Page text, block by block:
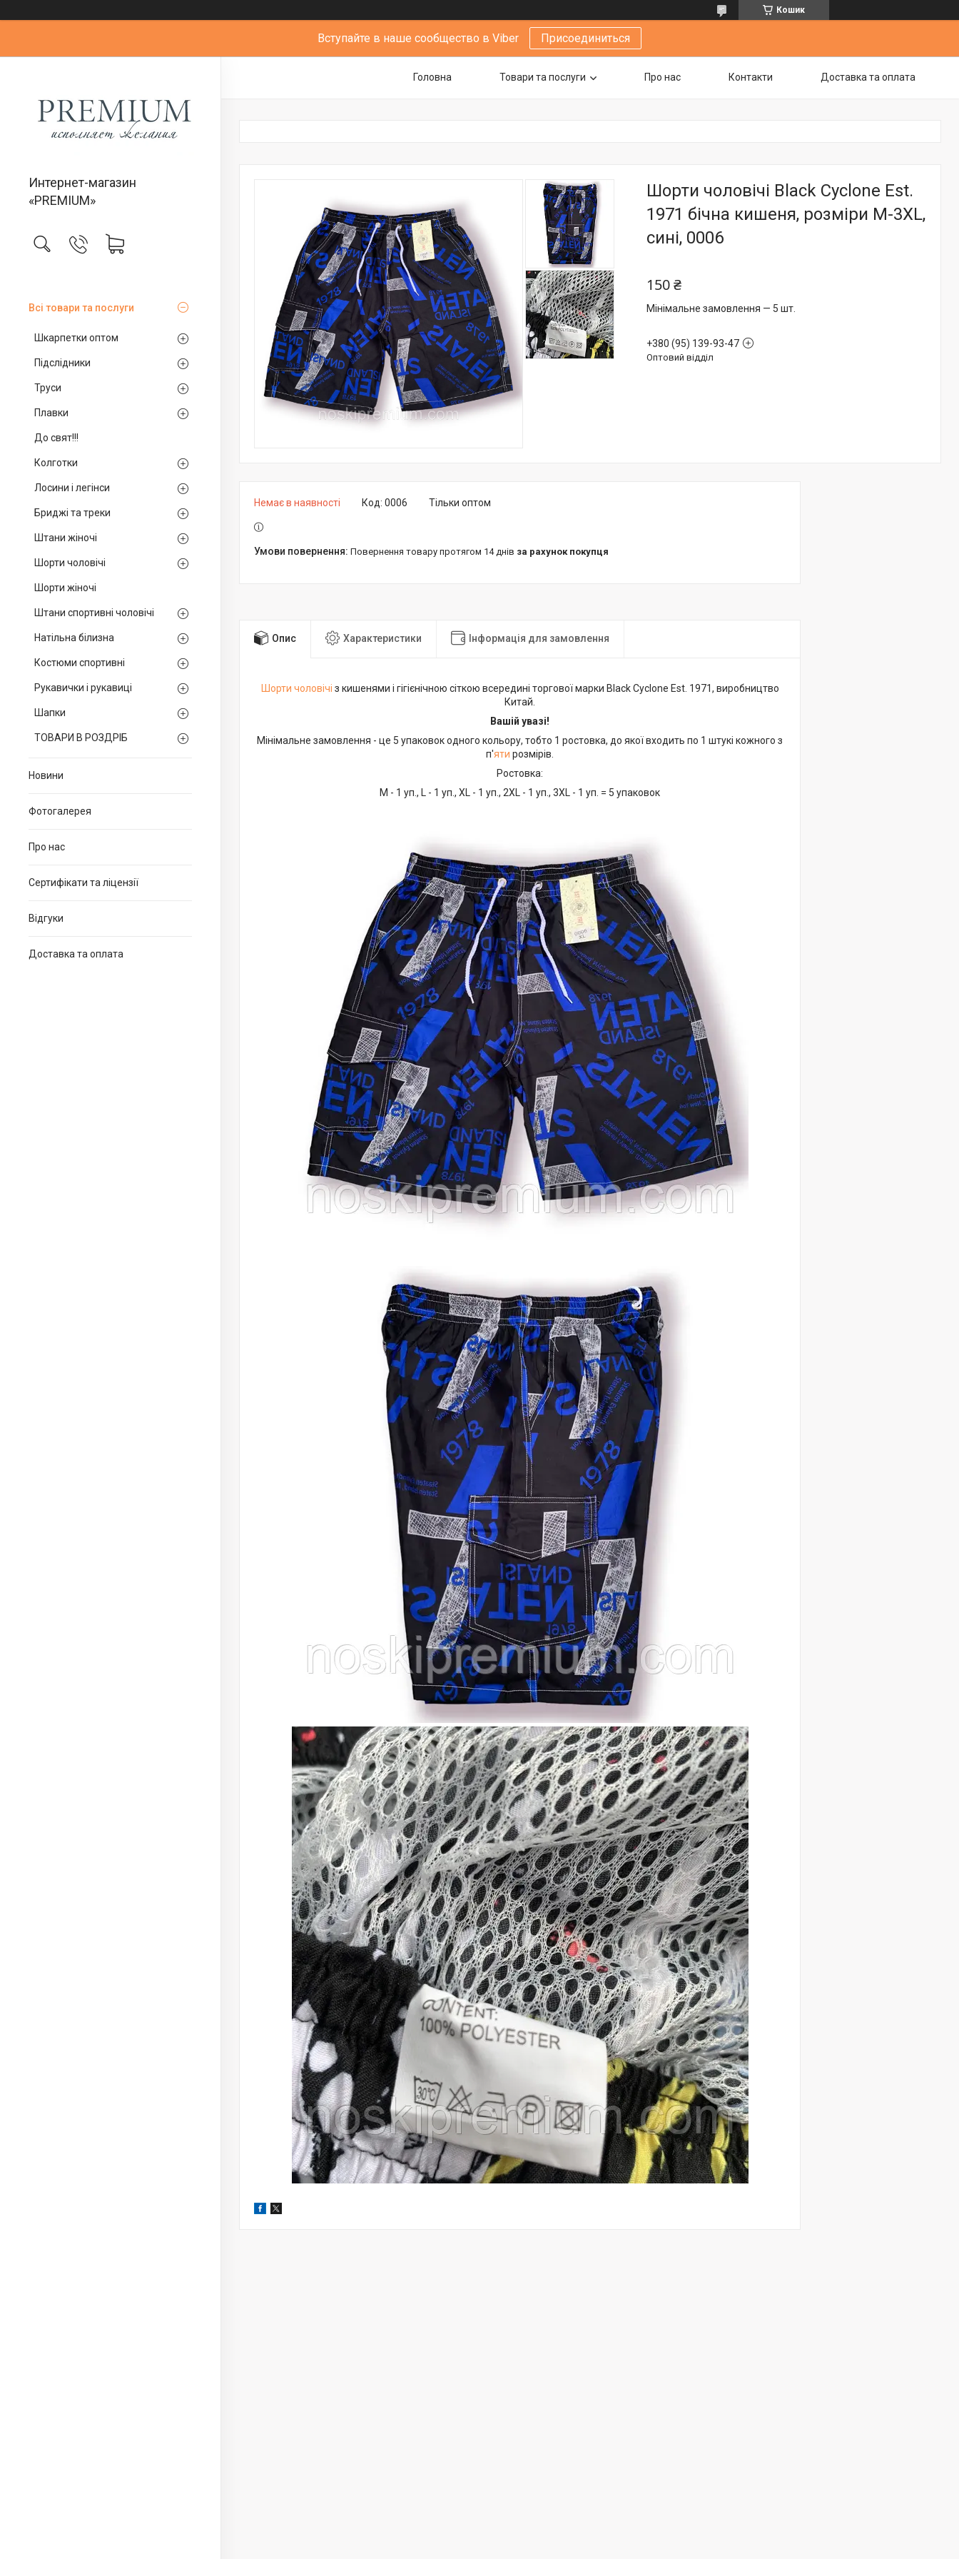
Кошик
Вступайте в наше сообщество в Viber Присоединиться
Интернет-магазин
«PREMIUM»
Всі товари та послуги
Шкарпетки оптом
Підслідники
Труси
Плавки
До свят!!!
Колготки
Лосини і легінси
Бриджі та треки
Штани жіночі
Шорти чоловічі
Шорти жіночі
Штани спортивні чоловічі
Натільна білизна
Костюми спортивні
Рукавички і рукавиці
Шапки
ТОВАРИ В РОЗДРІБ
Новини
Фотогалерея
Про нас
Сертифікати та ліцензії
Відгуки
Доставка та оплата
Головна Товари та послуги Про нас Контакти Доставка та оплата
Шорти чоловічі Black Cyclone Est.
1971 бічна кишеня, розміри M-3XL,
сині, 0006
150 ₴
Мінімальне замовлення — 5 шт.
+380 (95) 139-93-47
Оптовий відділ
Немає в наявності Тільки оптом
Код: 0006
повернення товару протягом 14 днів за рахунок покупця
Опис Характеристики Інформація для замовлення
Шорти чоловічі з кишенями і гігієнічною сіткою всередині торгової марки Black Cyclone Est. 1971, виробництво
Китай.
Вашій увазі!
Мінімальне замовлення - це 5 упаковок одного кольору, тобто 1 ростовка, до якої входить по 1 штукі кожного з
п'яти розмірів.
Ростовка:
М - 1 уп., L - 1 уп., XL - 1 уп., 2XL - 1 уп., 3XL - 1 уп. = 5 упаковок